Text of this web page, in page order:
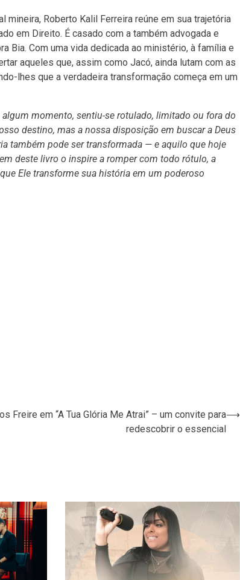
Roberto Kalil Ferreira reúne em sua trajetória
em Direito. É casado com a também advogada e
Bia. Com uma vida dedicada ao ministério, à família e
aqueles que, assim como Jacó, ainda lutam com as
lhes que a verdadeira transformação começa em um
algum momento, sentiu-se rotulado, limitado ou fora do
destino, mas a nossa disposição em buscar a Deus
também pode ser transformada — e aquilo que hoje
deste livro o inspire a romper com todo rótulo, a
Ele transforme sua história em um poderoso
Freire em “A Tua Glória Me Atrai” – um convite para
redescobrir o essencial
⟶